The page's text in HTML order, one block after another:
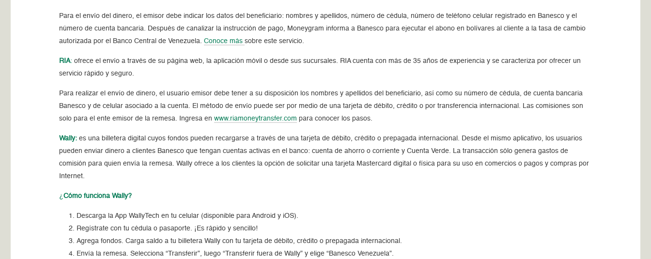
Para el envío del dinero, el emisor debe indicar los datos del beneficiario: nombres y apellidos, número de cédula, número de teléfono celular registrado en Banesco y el
número de cuenta bancaria. Después de canalizar la instrucción de pago, Moneygram informa a Banesco para ejecutar el abono en bolívares al cliente a la tasa de cambio
autorizada por el Banco Central de Venezuela.Conoce mássobre este servicio.
RIA: ofrece el envío a través de su página web, la aplicación móvil o desde sus sucursales. RIA cuenta con más de 35 años de experiencia y se caracteriza por ofrecer un
servicio rápido y seguro.
Para realizar el envío de dinero, el usuario emisor debe tener a su disposición los nombres y apellidos del beneficiario, así como su número de cédula, de cuenta bancaria
Banesco y de celular asociado a la cuenta. El método de envío puede ser por medio de una tarjeta de débito, crédito o por transferencia internacional. Las comisiones son
solo para el ente emisor de la remesa. Ingresa enwww.riamoneytransfer.com para conocer los pasos.
Wally:es una billetera digital cuyos fondos pueden recargarse a través de una tarjeta de débito, crédito o prepagada internacional. Desde el mismo aplicativo, los usuarios
pueden enviar dinero a clientes Banesco que tengan cuentas activas en el banco: cuenta de ahorro o corriente y Cuenta Verde. La transacción sólo genera gastos de
comisión para quien envía la remesa. Wally ofrece a los clientes la opción de solicitar una tarjeta Mastercard digital o física para su uso en comercios o pagos y compras por
Internet.
¿Cómo funciona Wally?
Descarga la App WallyTech en tu celular (disponible para Android y iOS).
Regístrate con tu cédula o pasaporte. ¡Es rápido y sencillo!
Agrega fondos. Carga saldo a tu billetera Wally con tu tarjeta de débito, crédito o prepagada internacional.
Envía la remesa. Selecciona “Transferir”, luego “Transferir fuera de Wally” y elige “Banesco Venezuela”.